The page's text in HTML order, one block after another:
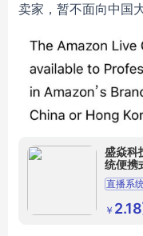
卖家，暂不面向中国
盛焱科
统便携
直播系
￥